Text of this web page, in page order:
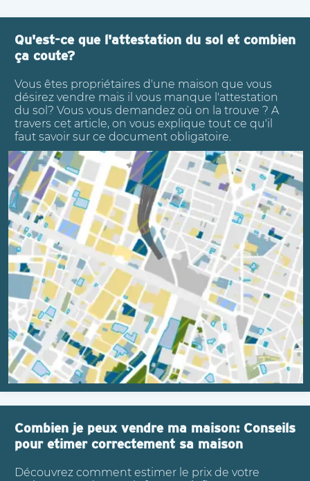
Qu'est-ce que l'attestation du sol et combien
ça coute?
Vous êtes propriétaires d'une maison que vous
désirez vendre mais il vous manque l'attestation
du sol? Vous vous demandez où on la trouve ? A
travers cet article, on vous explique tout ce qu'il
faut savoir sur ce document obligatoire.
Combien je peux vendre ma maison: Conseils
pour etimer correctement sa maison
Découvrez comment estimer le prix de votre